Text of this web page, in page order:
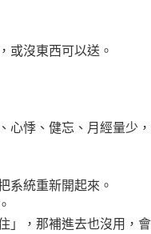
或沒東西可以送。
心悸、健忘、月經量少
系統重新開起來。
」，那補進去也沒用，